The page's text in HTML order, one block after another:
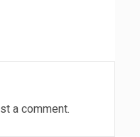
a comment.